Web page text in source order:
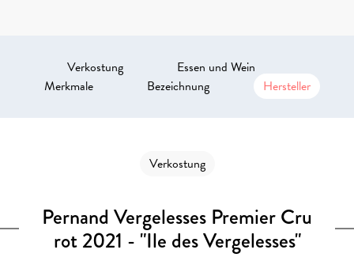
Verkostung
Essen und Wein
Merkmale
Bezeichnung Hersteller
Verkostung
Pernand Vergelesses Premier Cru
rot 2021 - "Ile des Vergelesses"